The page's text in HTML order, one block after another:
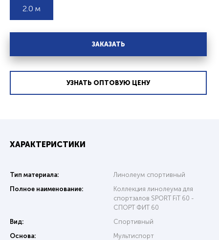
2.0 м
ЗАКАЗАТЬ
УЗНАТЬ ОПТОВУЮ ЦЕНУ
ХАРАКТЕРИСТИКИ
Тип материала:
Линолеум спортивный
Полное наименование:
Коллекция линолеума для
спортзалов SPORT FiT 60 -
СПОРТ ФИТ 60
Вид:
Спортивный
Основа:
Мультиспорт